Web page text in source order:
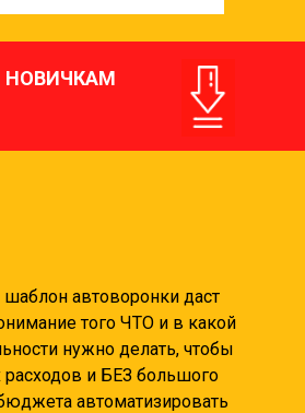
НОВИЧКАМ
шаблон автоворонки даст
того ЧТО и в какой
нужно делать, чтобы
и БЕЗ большого
автоматизировать